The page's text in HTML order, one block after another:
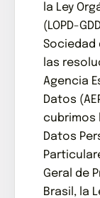
la Ley
(LOPD-
Sociedad
las
Agencia
Datos
cubrimos
Datos
Geral de
Brasil, la